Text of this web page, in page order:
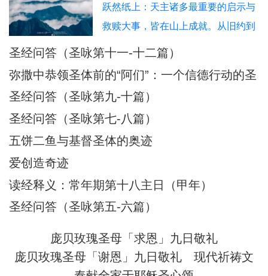
要到何时？”这句表达了什么情绪？
答：这句话流露出极大的痛苦与孤
单，诗人感到自己被天主遗弃了。他
重复“要到何时”
跃然纸上：天主诸多最重要的启示与
救赎大事，皆在山上成就。从旧约到
新约，“山”始终是天主与人相遇的特
中，“山是天主向我们启示他自己、认
识他的地方”。这一地理上的重复绝非
偶然，而是蕴含着深刻的神学意涵
——山，既是物理高度，更是属灵高
圣经问答（圣咏第十一-十二篇）
弥撒中恭领圣体前的“阿们”：一个信德行动的圣
经根源与神学意蕴
圣经问答（圣咏第九-十篇）
圣经问答（圣咏第七-八篇）
五饼二鱼与基督圣体的奥迹
爱创造奇迹
读经释义：常年期第十八主日（甲年）
圣经问答（圣咏第五-六篇）
庞贝玫瑰圣母「求恩」九日敬礼
庞贝玫瑰圣母「谢恩」九日敬礼
现代祈祷文